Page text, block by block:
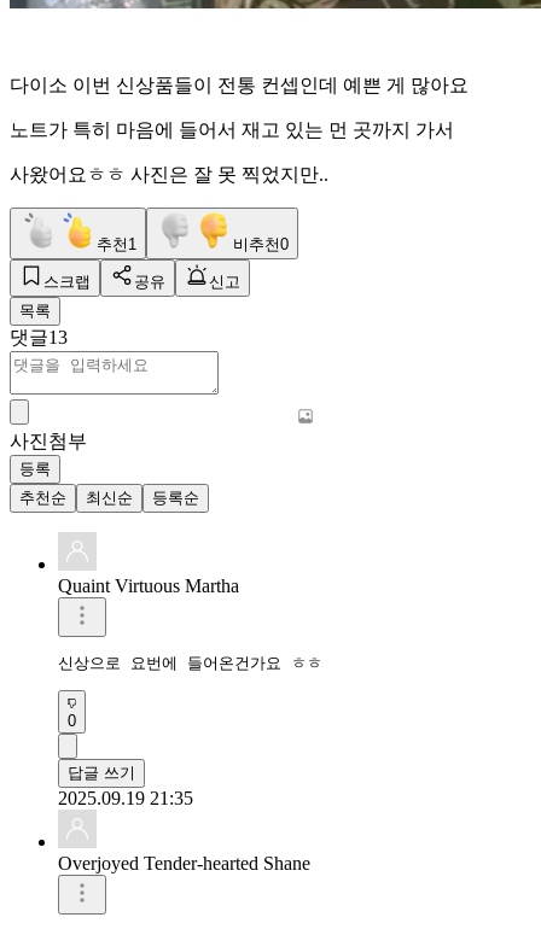
다이소 이번 신상품들이 전통 컨셉인데 예쁜 게 많아요
노트가 특히 마음에 들어서 재고 있는 먼 곳까지 가서
사왔어요ㅎㅎ 사진은 잘 못 찍었지만..
추천 1 비추천0
스크랩 공유
신고
목록
댓글13
사진첨부
등록
추천순
최신순 등록순
Quaint Virtuous Martha
신상으로 요번에 들어온건가요 ㅎㅎ
0
답글 쓰기
2025.09.19 21:35
Overjoyed Tender-hearted Shane